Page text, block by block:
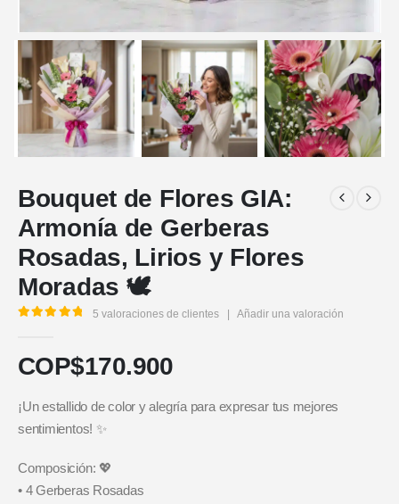
Bouquet de Flores GIA:
Armonía de Gerberas
Rosadas, Lirios y Flores
Moradas 🕊️
5 valoraciones de clientes | Añadir una valoración
COP$170.900
¡Un estallido de color y alegría para expresar tus mejores
sentimientos! ✨
Composición: 💖
• 4 Gerberas Rosadas